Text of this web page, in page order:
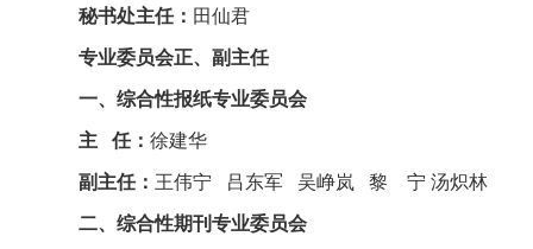
秘书处主任： 田仙君
专业委员会正、副主任
一、综合性报纸专业委员会
主 任：徐建华
副主任： 王伟宁 吕东军 吴峥岚 黎 宁 汤炽林
二、综合性期刊专业委员会